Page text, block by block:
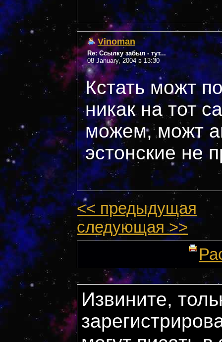
Vinoman
Re: Ссылку забыл - тут...
08 January, 2004 в 13:30
Кстать можт
никак на тот
можем, можт
эстонские не
<< предыдущая
следующая >>
Извините,